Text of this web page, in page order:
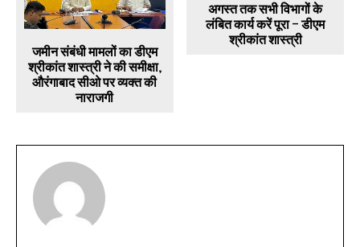
जमीन संबंधी मामलों का डीएम
श्रीकांत शास्त्री ने की समीक्षा,
औरंगाबाद सीओ पर व्यक्त की
नाराजगी
अगस्त तक सभी विभागों के
लंबित कार्य करें पूरा – डीएम
श्रीकांत शास्त्री